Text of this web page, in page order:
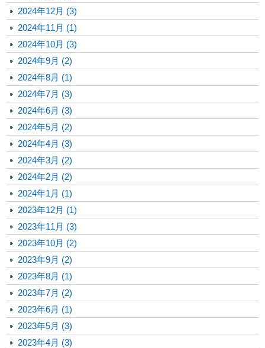
2024年12月 (3)
2024年11月 (1)
2024年10月 (3)
2024年9月 (2)
2024年8月 (1)
2024年7月 (3)
2024年6月 (3)
2024年5月 (2)
2024年4月 (3)
2024年3月 (2)
2024年2月 (2)
2024年1月 (1)
2023年12月 (1)
2023年11月 (3)
2023年10月 (2)
2023年9月 (2)
2023年8月 (1)
2023年7月 (2)
2023年6月 (1)
2023年5月 (3)
2023年4月 (3)